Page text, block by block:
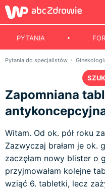
PYTANIA
Pytania do specjalistów
Zapomniana
Witam. Od ok. pół roku
Zazwyczaj brałam je ok.
zaczęłam nowy blister o
przyjmowałam kolejne
wziąć 6. tabletki, lecz